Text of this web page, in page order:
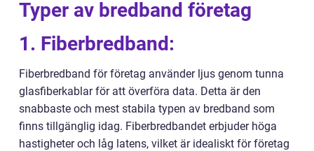
Typer av bredband företag
1. Fiberbredband:
Fiberbredband för företag använder ljus genom tunna
glasfiberkablar för att överföra data. Detta är den
snabbaste och mest stabila typen av bredband som
finns tillgänglig idag. Fiberbredbandet erbjuder höga
hastigheter och låg latens, vilket är idealiskt för företag